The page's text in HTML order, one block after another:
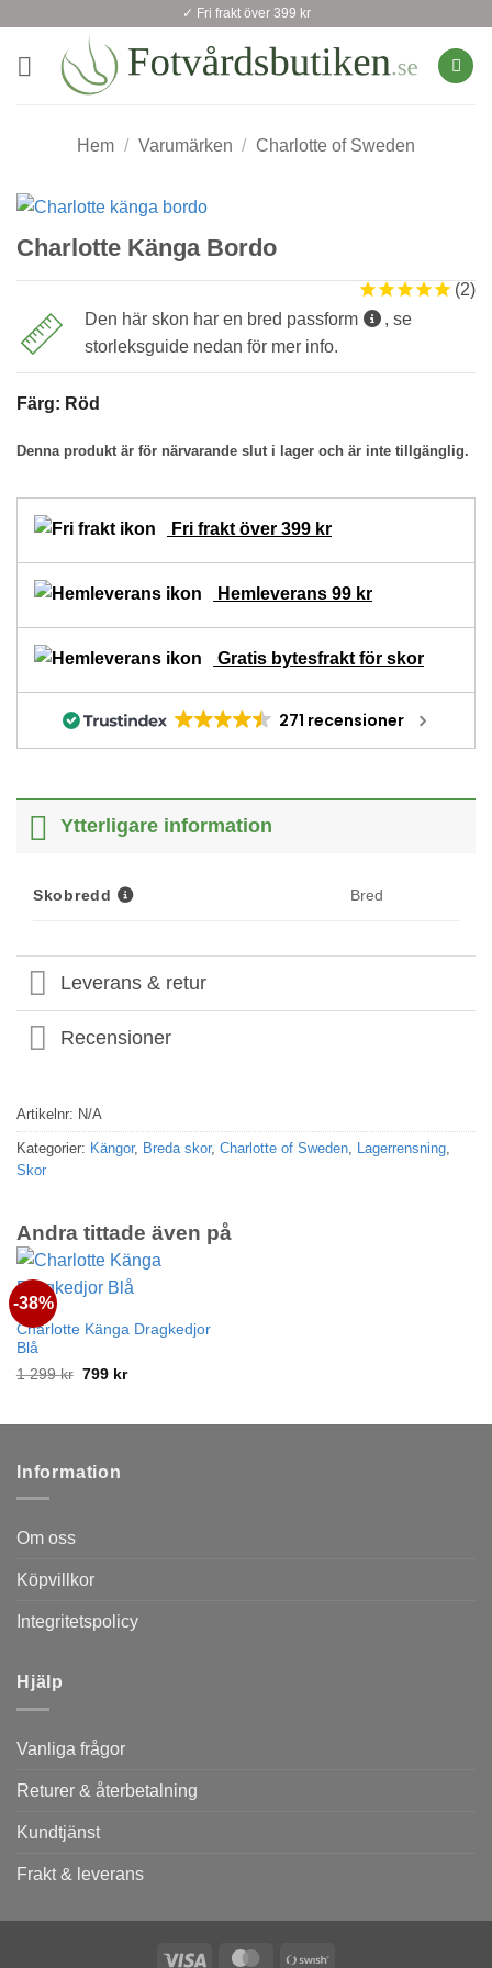
✓ Fri frakt över 399 kr
Hem / Varumärken / Charlotte of Sweden
Charlotte Känga Bordo
2
Den här skon har en bred passform
, se
storleksguide nedan för mer info.
Färg: Röd
Denna produkt är för närvarande slut i lager och är inte tillgänglig.
Fri frakt över 399 kr
Hemleverans 99 kr
Gratis bytesfrakt för skor
271 recensioner
Ytterligare information
Skobredd Bred
Leverans & retur
Recensioner
Artikelnr: N/A
Kategorier: Kängor, Breda skor, Charlotte of Sweden Lagerrensning
Skor
Andra tittade även på
-38%
Charlotte Känga Dragkedjor
Blå
1 299kr Det
799 krDet
Information
Om oss
Köpvillkor
Integritetspolicy
Hjälp
Vanliga frågor
Returer & återbetalning
Kundtjänst
Frakt & leverans
Visa MasterCard